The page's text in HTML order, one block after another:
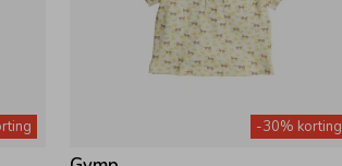
-30% korting